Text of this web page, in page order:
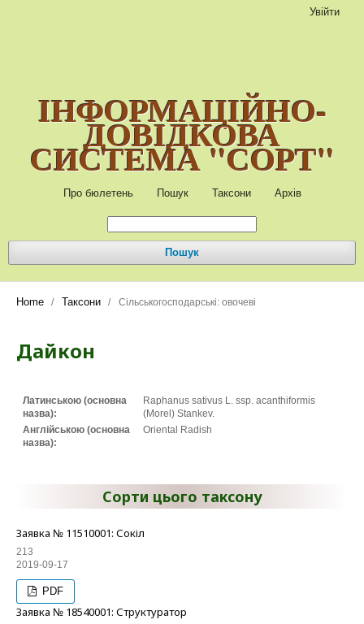
ІНФОРМАЦІЙНО-
ДОВІДКОВА
СИСТЕМА "СОРТ"
Про бюлетень Пошук Таксони Архів
Пошук
Увійти
Home / Таксони / Сільськогосподарські: овочеві
Дайкон
Латинською (основна
назва):
Raphanus sativus L. ssp. acanthiformis
(Morel) Stankev.
Англійською (основна
назва):
Oriental Radish
Сорти цього таксону
Заявка № 11510001: Сокіл
213
2019-09-17
PDF
Заявка № 18540001: Структуратор